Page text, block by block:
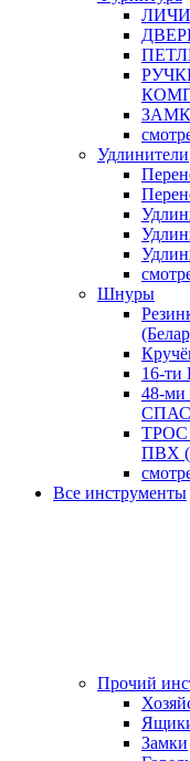
Удлинители
Шнуры
16-
48-
ПВХ
Все инструменты
Прочий
Замки